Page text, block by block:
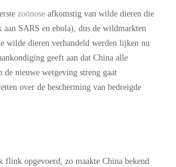
zoönose afkomstig van wilde dieren die
aan SARS en ebola), dus de wildmarkten
wilde dieren verhandeld werden lijken nu
geeft aan dat China alle
de nieuwe wetgeving streng gaat
over de bescherming van bedreigde
flink opgevoerd, zo maakte China bekend